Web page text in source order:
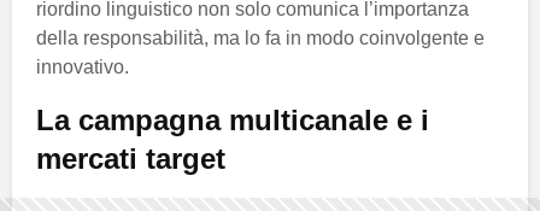
riordino linguistico non solo comunica l’importanza
della responsabilità, ma lo fa in modo coinvolgente e
innovativo.
La campagna multicanale e i
mercati target